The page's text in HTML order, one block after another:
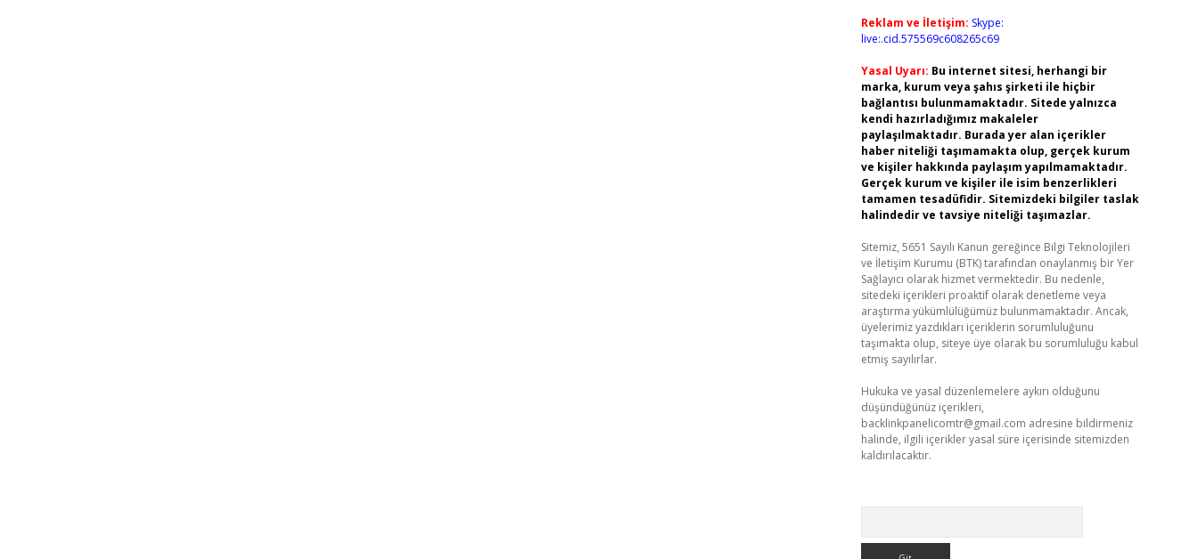
Reklam ve İletişim: Skype:
live:.cid.575569c608265c69
Yasal Uyarı: Bu internet sitesi, herhangi bir
marka, kurum veya şahıs şirketi ile hiçbir
bağlantısı bulunmamaktadır. Sitede yalnızca
kendi hazırladığımız makaleler
paylaşılmaktadır. Burada yer alan içerikler
haber niteliği taşımamakta olup, gerçek kurum
ve kişiler hakkında paylaşım yapılmamaktadır.
Gerçek kurum ve kişiler ile isim benzerlikleri
tamamen tesadüfidir. Sitemizdeki bilgiler taslak
halindedir ve tavsiye niteliği taşımazlar.
Sitemiz, 5651 Sayılı Kanun gereğince Bilgi Teknolojileri
ve İletişim Kurumu (BTK) tarafından onaylanmış bir Yer
Sağlayıcı olarak hizmet vermektedir. Bu nedenle,
sitedeki içerikleri proaktif olarak denetleme veya
araştırma yükümlülüğümüz bulunmamaktadır. Ancak,
üyelerimiz yazdıkları içeriklerin sorumluluğunu
taşımakta olup, siteye üye olarak bu sorumluluğu kabul
etmiş sayılırlar.
Hukuka ve yasal düzenlemelere aykırı olduğunu
düşündüğünüz içerikleri,
backlinkpanelicomtr@gmail.com adresine bildirmeniz
halinde, ilgili içerikler yasal süre içerisinde sitemizden
kaldırılacaktır.